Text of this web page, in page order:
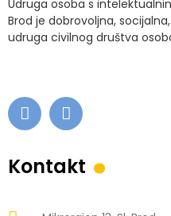
Udruga osoba s
Brod je dobrovoljna,
udruga civilnog društva
Kontakt .